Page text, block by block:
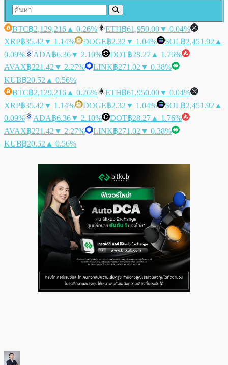
BTC฿2,129,216 ▲ 0.26% ETH฿61,950.00▼ 0.04%
XRP฿35.42 ▼ 1.14% DOGE฿2.32 ▼ 1.04% SOL฿2,451.92 ▲
0.09%
ADA฿6.36▼ 2.10% DOT฿28.27 ▲ 1.76%
AVAX฿221.42 ▼ 2.27% LINK฿271.02 ▼ 0.38%
KUB฿20.52 ▲ 0.56%
BTC฿2,129,216 ▲ 0.26% ETH฿61,950.00▼ 0.04%
XRP฿35.42 ▼ 1.14% DOGE฿2.32 ▼ 1.04% SOL฿2,451.92 ▲
0.09%
ADA฿6.36▼ 2.10% DOT฿28.27 ▲ 1.76%
AVAX฿221.42 ▼ 2.27% LINK฿271.02 ▼ 0.38%
KUB฿20.52 ▲ 0.56%